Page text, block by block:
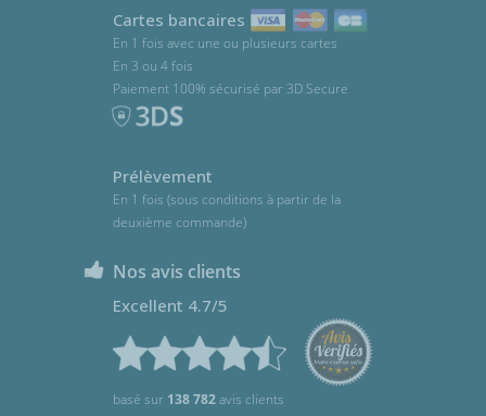
Cartes bancaires
En 1 fois avec une ou plusieurs cartes
En 3 ou 4 fois
Paiement 100% sécurisé par 3D Secure
Prélèvement
En 1 fois (sous conditions à partir de la
deuxième commande)
Nos avis clients
Excellent 4.7/5
basé sur 138 782avis clients